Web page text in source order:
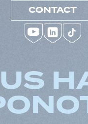
CONTACT